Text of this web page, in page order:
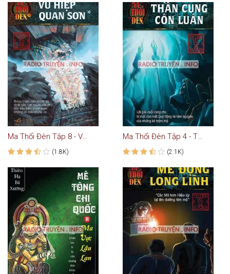
Ma Thổi Đèn Tập 8 - Vu Hiệp Quan Sơn
(1.8K)
Ma Thổi Đèn Tập 4 - Thần Cung Côn Luân
(2.1K)